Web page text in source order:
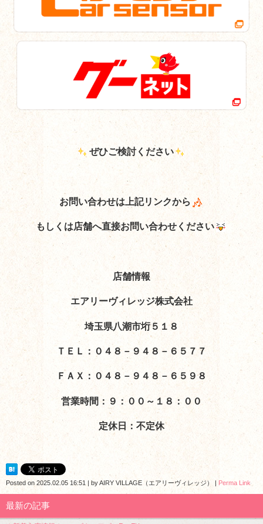
ぜひご検討ください
お問い合わせは上記リンクから
もしくは店舗へ直接お問い合わせください
店舗情報
エアリーヴィレッジ株式会社
埼玉県八潮市垳５１８
ＴＥＬ：０４８－９４８－６５７７
ＦＡＸ：０４８－９４８－６５９８
営業時間：９：００～１８：００
定休日：不定休
Posted on 2025.02.05 16:51 | byAIRY VILLAGE（エアリーヴィレッジ） | Perma Link
最新の記事